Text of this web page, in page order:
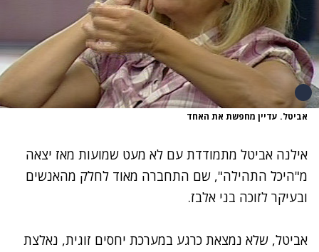
אביטל. עדיין מחפשת את האחד
אילנה אביטל מתמודדת עם לא מעט שמועות מאז יצאה
מ"היכל התהילה", שם התחברה מאוד לחלק מהאנשים
ובעיקר לזוכה בני אלבז.
אביטל, שלא נמצאת כרגע במערכת יחסים זוגית, נאלצת